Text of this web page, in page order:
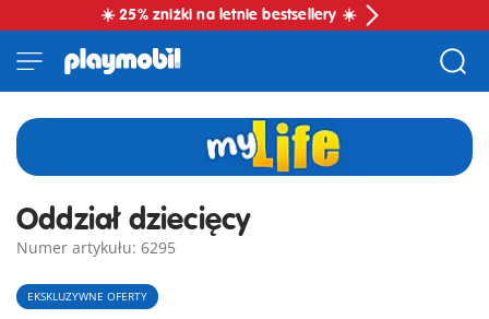
☀️ 25% zniżki na letnie bestsellery ☀️
Oddział dziecięcy
Numer artykułu: 6295
EKSKLUZYWNE OFERTY